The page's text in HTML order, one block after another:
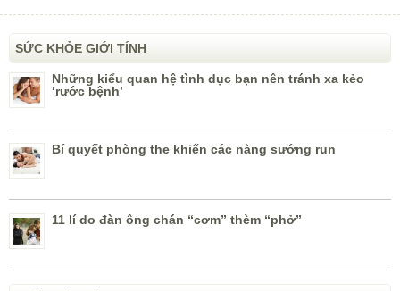
SỨC KHỎE GIỚI TÍNH
Những kiểu quan hệ tình dục bạn nên tránh xa kẻo
‘rước bệnh’
Bí quyết phòng the khiến các nàng sướng run
11 lí do đàn ông chán “cơm” thèm “phở”